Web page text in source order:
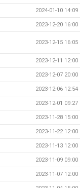
2024-01-10 14:09
2023-12-20 16:00
2023-12-15 16:05
2023-12-11 12:00
2023-12-07 20:00
2023-12-06 12:54
2023-12-01 09:27
2023-11-28 15:00
2023-11-22 12:00
2023-11-13 12:00
2023-11-09 09:00
2023-11-07 12:00